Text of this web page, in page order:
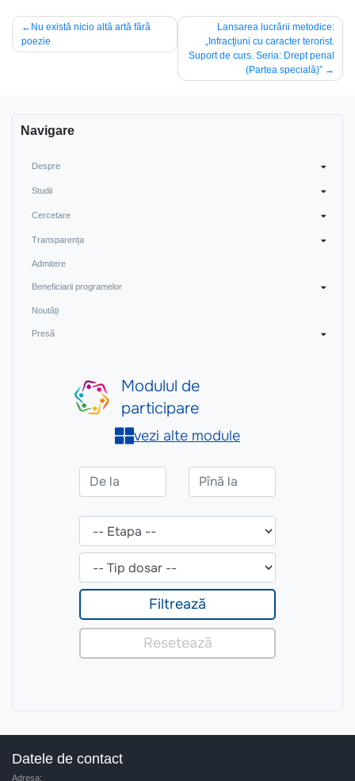
Navigare
în
Nu există nicio altă artă fără
poezie
Lansarea lucrării metodice:
„Infracţiuni cu caracter terorist.
Suport de curs. Seria: Drept penal
(Partea specială)”
Navigare
Despre
Studii
Cercetare
Transparența
Admitere
Beneficiarii programelor
Noutăți
Presă
Datele de contact
Adresa: